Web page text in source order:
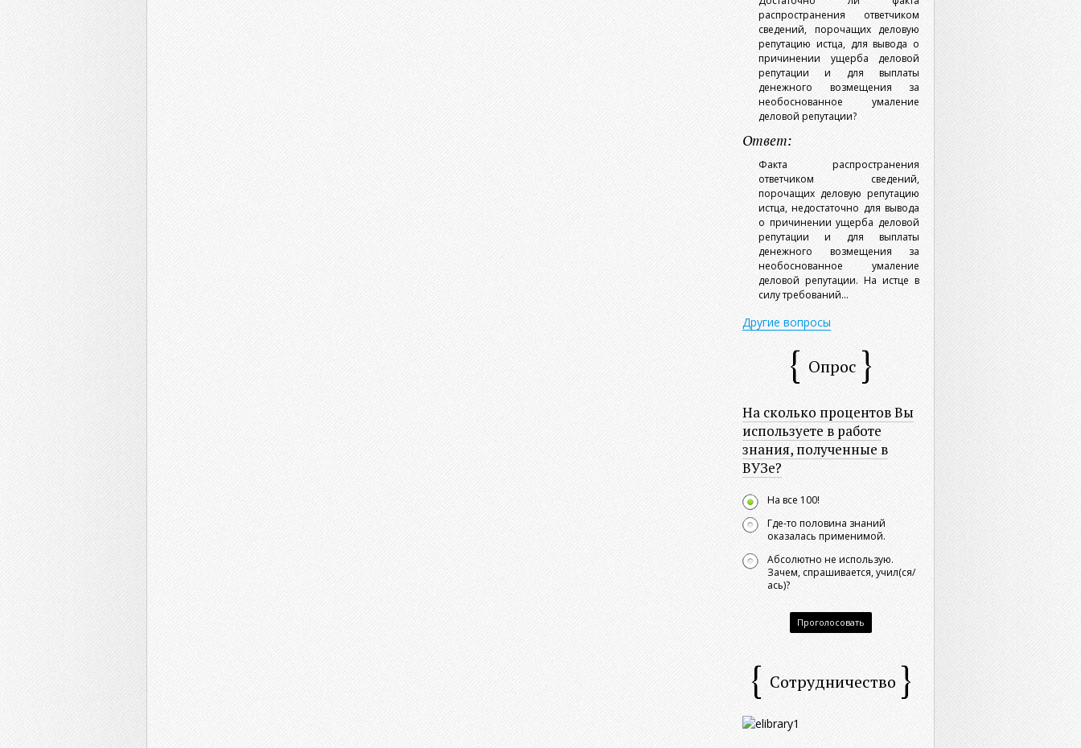
распространения ответчиком
сведений, порочащих деловую
репутацию истца, для вывода о
причинении ущерба деловой
репутации и для выплаты
денежного возмещения за
необоснованное умаление
деловой репутации?
Ответ:
Факта распространения
ответчиком сведений,
порочащих деловую репутацию
истца, недостаточно для вывода
о причинении ущерба деловой
репутации и для выплаты
денежного возмещения за
необоснованное умаление
деловой репутации. На истце в
силу требований...
Другие вопросы
Опрос
На сколько процентов Вы
используете в работе
знания, полученные в
ВУЗе?
На все 100!
Где-то половина знаний
оказалась применимой.
Абсолютно не использую.
Зачем, спрашивается, учил(ся/
ась)?
Проголосовать
Сотрудничество